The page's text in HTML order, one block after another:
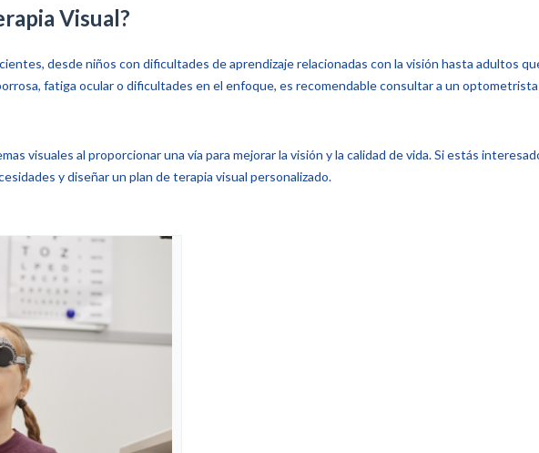
Visual?
desde niños con dificultades de aprendizaje relacionadas con la visión hasta adultos
fatiga ocular o dificultades en el enfoque, es recomendable consultar a un optometrista
visuales al proporcionar una vía para mejorar la visión y la calidad de vida. Si estás
y diseñar un plan de terapia visual personalizado.